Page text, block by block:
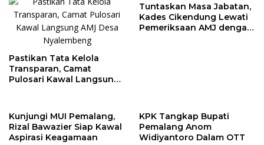
Pastikan Tata Kelola
Transparan, Camat
Pulosari Kawal Langsung
Tuntaskan Masa Jabatan,
Kades Cikendung Lewati
Pemeriksaan AMJ dengan
Kunjungi MUI Pemalang,
Rizal Bawazier Siap Kawal
Aspirasi Keagamaan
KPK Tangkap Bupati
Pemalang Anom
Widiyantoro Dalam OTT